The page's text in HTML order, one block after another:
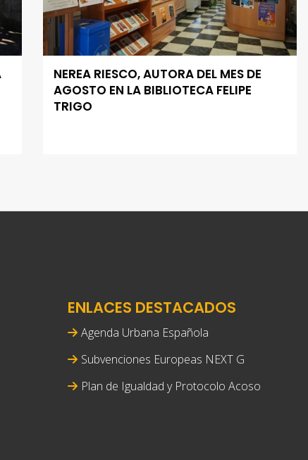
NEREA RIESCO, AUTORA DEL MES DE
AGOSTO EN LA BIBLIOTECA FELIPE
TRIGO
ENLACES DESTACADOS
Agenda Urbana Española
Subvenciones Europeas NEXT G
Plan de Igualdad y Protocolo Acoso